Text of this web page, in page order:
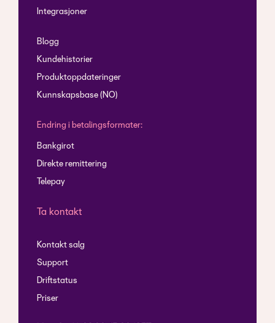
Integrasjoner
Blogg
Kundehistorier
Produktoppdateringer
Kunnskapsbase (NO)
Endring i betalingsformater:
Bankgirot
Direkte remittering
Telepay
Ta kontakt
Kontakt salg
Support
Driftstatus
Priser